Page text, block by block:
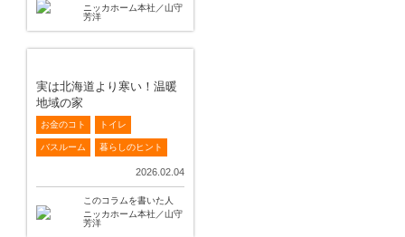
ニッカホーム本社／山守
芳洋
実は北海道より寒い！温暖
地域の家
お金のコト トイレ
バスルーム 暮らしのヒント
2026.02.04
このコラムを書いた人
ニッカホーム本社／山守
芳洋